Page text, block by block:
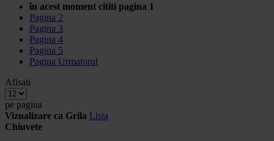
în acest moment cititi pagina 1
Pagina 2
Pagina 3
Pagina 4
Pagina 5
Pagina Urmatorul
Afisati
pe pagina
Vizualizare ca Grila Lista
Chiuvete